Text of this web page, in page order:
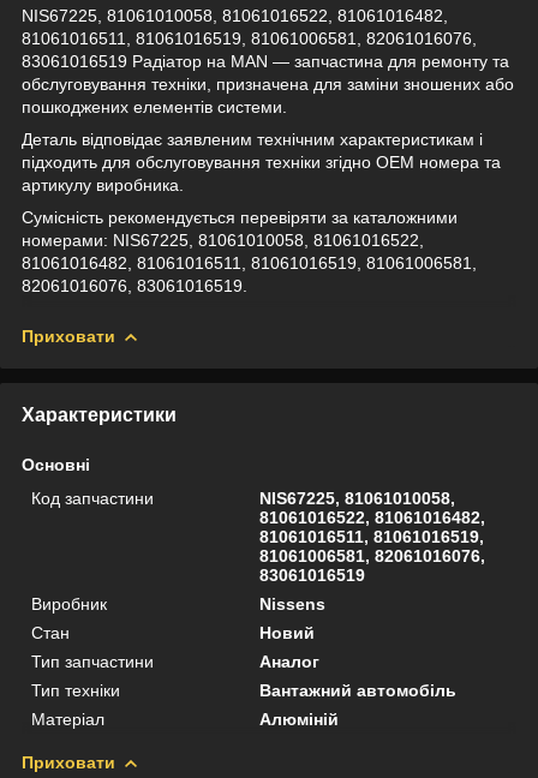
NIS67225, 81061010058, 81061016522, 81061016482,
81061016511, 81061016519, 81061006581, 82061016076,
83061016519 Радіатор на MAN — запчастина для ремонту та
обслуговування техніки, призначена для заміни зношених або
пошкоджених елементів системи.
Деталь відповідає заявленим технічним характеристикам і
підходить для обслуговування техніки згідно OEM номера та
артикулу виробника.
Сумісність рекомендується перевіряти за каталожними
номерами: NIS67225, 81061010058, 81061016522,
81061016482, 81061016511, 81061016519, 81061006581,
82061016076, 83061016519.
Приховати
Характеристики
Основні
Код запчастини
NIS67225, 81061010058,
81061016522, 81061016482,
81061016511, 81061016519,
81061006581, 82061016076,
83061016519
Виробник
Nissens
Стан
Новий
Тип запчастини
Аналог
Тип техніки
Вантажний автомобіль
Матеріал
Алюміній
Приховати